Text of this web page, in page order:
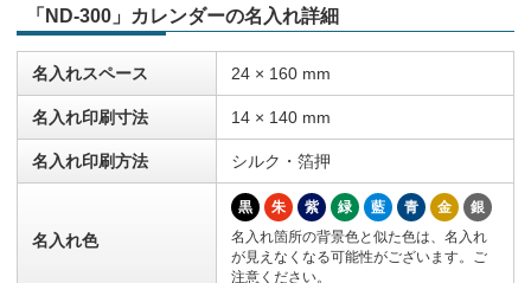
「ND-300」カレンダーの名入れ詳細
名入れスペース 24 × 160 mm
名入れ印刷寸法 14 × 140 mm
名入れ印刷方法 シルク・箔押
名入れ色
黒 朱 紫 緑 藍 青 金
銀
名入れ箇所の背景色と似た色は、名入れ
が見えなくなる可能性がございます。ご
注意ください。